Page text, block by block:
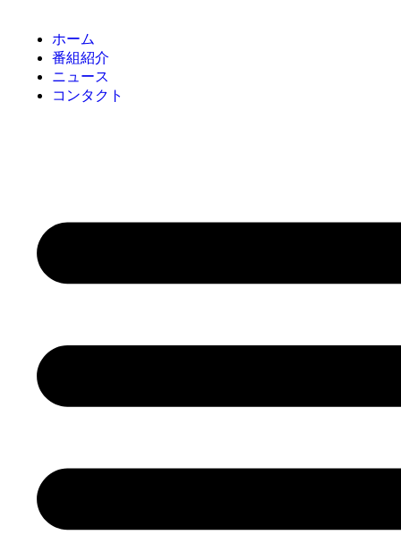
ホーム
番組紹介
ニュース
コンタクト